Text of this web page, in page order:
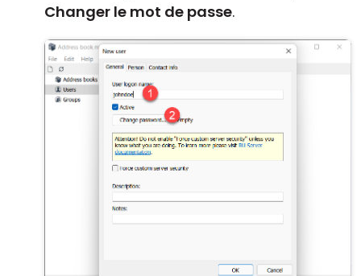
Changer le mot de passe.